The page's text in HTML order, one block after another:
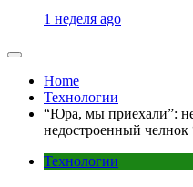
1 неделя ago
Home
Технологии
“Юра, мы приехали”:
недостроенный челнок
Технологии